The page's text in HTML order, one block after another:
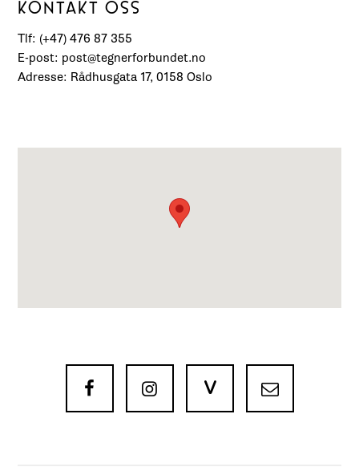
KONTAKT OSS
Tlf: (+47) 476 87 355
E-post: post@tegnerforbundet.no
Adresse: Rådhusgata 17, 0158 Oslo
  V 